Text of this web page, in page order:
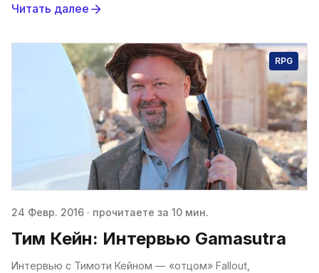
Читать далее
RPG
24 Февр. 2016 · прочитаете за 10 мин.
Тим Кейн: Интервью Gamasutra
Интервью с Тимоти Кейном — «отцом» Fallout,